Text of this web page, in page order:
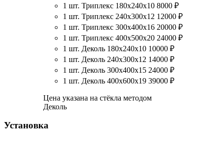
1 шт. Триплекс 180х240х10 8000 ₽
1 шт. Триплекс 240х300х12 12000 ₽
1 шт. Триплекс 300х400х16 20000 ₽
1 шт. Триплекс 400х500х20 24000 ₽
1 шт. Деколь 180х240х10 10000 ₽
1 шт. Деколь 240х300х12 14000 ₽
1 шт. Деколь 300х400х15 24000 ₽
1 шт. Деколь 400х600х19 39000 ₽
Цена указана на стёкла методом
Деколь
Установка